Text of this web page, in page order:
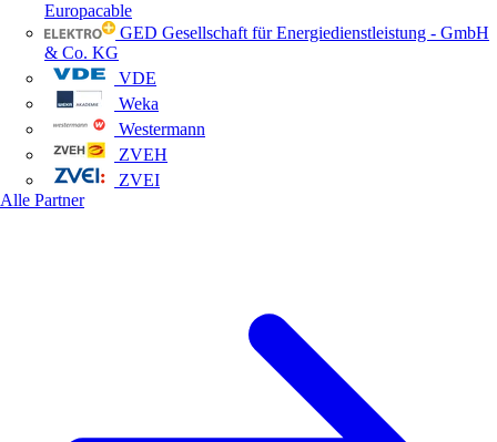
Europacable
GED Gesellschaft für Energiedienstleistung - GmbH
& Co. KG
VDE
Weka
Westermann
ZVEH
ZVEI
Alle Partner